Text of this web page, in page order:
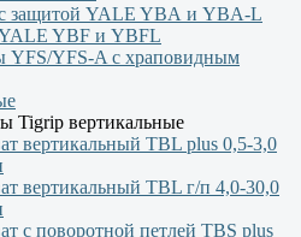
защитой YALE YBА и YBА-L
YBF и YBFL
YFS/YFS-A с храповидным
Tigrip вертикальные
вертикальный TBL plus 0,5-3,0
вертикальный TBL г/п 4,0-30,0
с поворотной петлей TBS plus